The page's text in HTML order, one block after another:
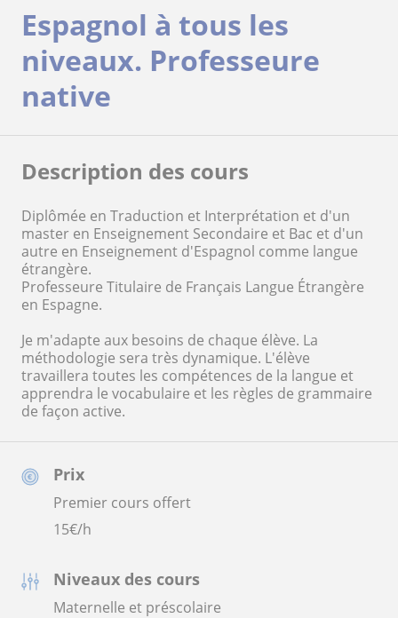
Prix
Premier cours offert
15€/h
Niveaux des cours
Maternelle et préscolaire
Espagnol à tous les
niveaux. Professeure
native
Description des cours
Diplômée en Traduction et Interprétation et d'un
master en Enseignement Secondaire et Bac et d'un
autre en Enseignement d'Espagnol comme langue
étrangère.
Professeure Titulaire de Français Langue Étrangère
en Espagne.
Je m'adapte aux besoins de chaque élève. La
méthodologie sera très dynamique. L'élève
travaillera toutes les compétences de la langue et
apprendra le vocabulaire et les règles de grammaire
de façon active.